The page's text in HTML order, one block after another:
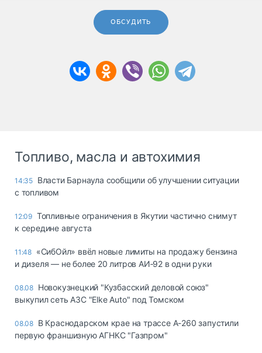
ОБСУДИТЬ
Топливо, масла и автохимия
14:35 Власти Барнаула сообщили об улучшении ситуации
с топливом
12:09 Топливные ограничения в Якутии частично снимут
к середине августа
11:48 «СибОйл» ввёл новые лимиты на продажу бензина
и дизеля — не более 20 литров АИ‑92 в одни руки
08.08 Новокузнецкий "Кузбасский деловой союз"
выкупил сеть АЗС "Elke Auto" под Томском
08.08 В Краснодарском крае на трассе А-260 запустили
первую франшизную АГНКС "Газпром"